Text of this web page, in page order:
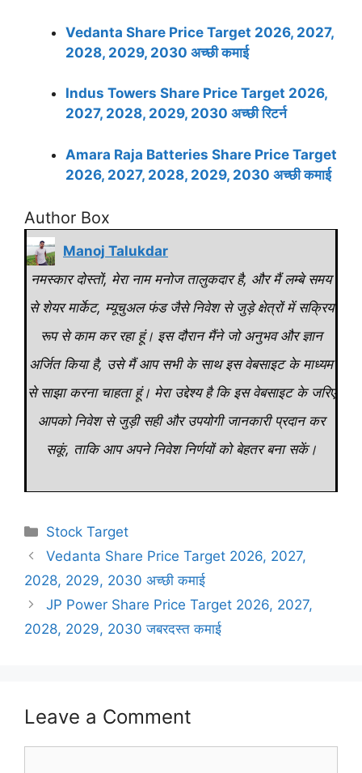
Vedanta Share Price Target 2026, 2027,
2028, 2029, 2030 अच्छी कमाई
Indus Towers Share Price Target 2026,
2027, 2028, 2029, 2030 अच्छी रिटर्न
Amara Raja Batteries Share Price Target
2026, 2027, 2028, 2029, 2030 अच्छी कमाई
Author Box
Manoj Talukdar
नमस्कार दोस्तों, मेरा नाम मनोज तालुकदार है, और मैं लम्बे समय
से शेयर मार्केट, म्यूचुअल फंड जैसे निवेश से जुड़े क्षेत्रों में सक्रिय
रूप से काम कर रहा हूं। इस दौरान मैंने जो अनुभव और ज्ञान
अर्जित किया है, उसे मैं आप सभी के साथ इस वेबसाइट के माध्यम
से साझा करना चाहता हूं। मेरा उद्देश्य है कि इस वेबसाइट के जरिए
आपको निवेश से जुड़ी सही और उपयोगी जानकारी प्रदान कर
सकूं, ताकि आप अपने निवेश निर्णयों को बेहतर बना सकें।
Categories
Stock Target
Vedanta Share Price Target 2026, 2027,
2028, 2029, 2030 अच्छी कमाई
JP Power Share Price Target 2026, 2027,
2028, 2029, 2030 जबरदस्त कमाई
Leave a Comment